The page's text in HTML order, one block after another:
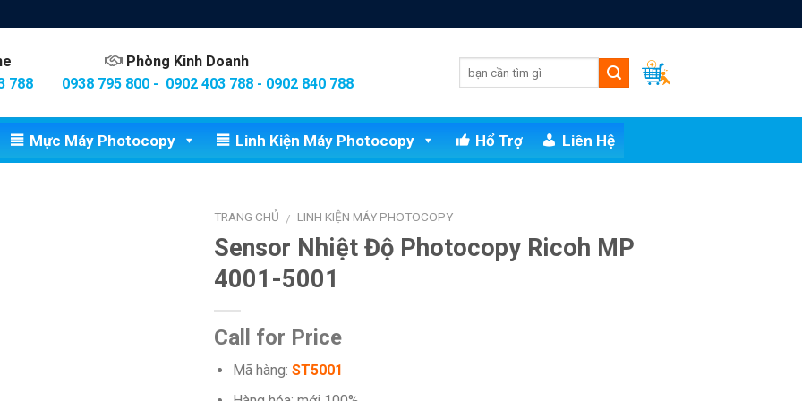
Phòng Kinh Doanh
788
0938 795 800 - 0902 403 788 - 0902 840 788
Mực Máy Photocopy Linh Kiện Máy Photocopy Hổ Trợ Liên Hệ
TRANG CHỦ / LINH KIỆN MÁY PHOTOCOPY
Sensor Nhiệt Độ Photocopy Ricoh MP
4001-5001
Call for Price
Mã hàng: ST5001